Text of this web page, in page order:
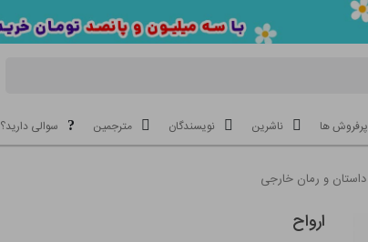
پرفروش ها ناشرین نویسندگان مترجمین سوالی دارید؟
داستان و رمان خارجی
ارواح